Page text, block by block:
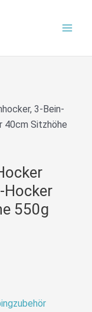
3-Bein-
40cm Sitzhöhe
Hocker
550g